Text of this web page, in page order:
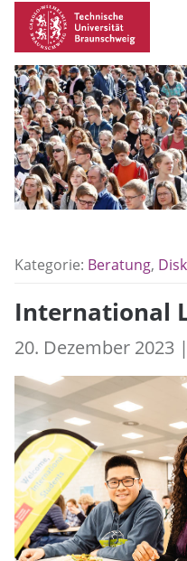
Kategorie: Beratung,
International
20. Dezember 2023